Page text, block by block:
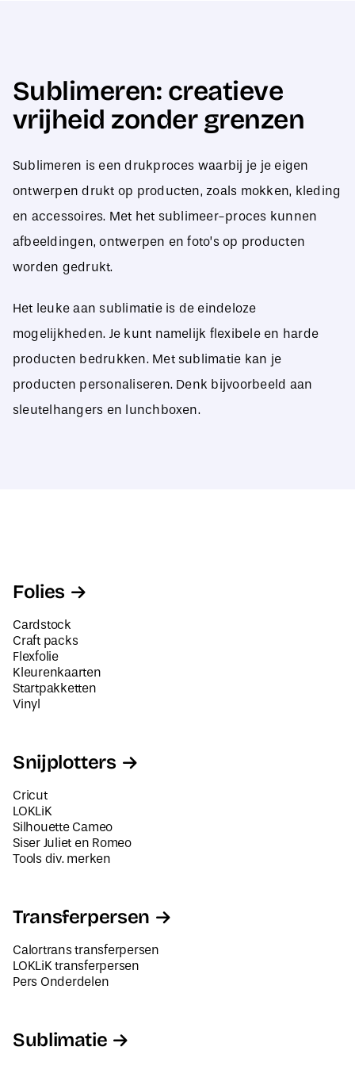
Sublimeren: creatieve
vrijheid zonder grenzen
Sublimeren is een drukproces waarbij je je eigen
ontwerpen drukt op producten, zoals mokken, kleding
en accessoires. Met het sublimeer-proces kunnen
afbeeldingen, ontwerpen en foto’s op producten
worden gedrukt.
Het leuke aan sublimatie is de eindeloze
mogelijkheden. Je kunt namelijk flexibele en harde
producten bedrukken. Met sublimatie kan je
producten personaliseren. Denk bijvoorbeeld aan
sleutelhangers en lunchboxen.
Folies
Cardstock
Craft packs
Flexfolie
Kleurenkaarten
Startpakketten
Vinyl
Snijplotters
Cricut
LOKLiK
Silhouette Cameo
Siser Juliet en Romeo
Tools div. merken
Transferpersen
Calortrans transferpersen
LOKLiK transferpersen
Pers Onderdelen
Sublimatie